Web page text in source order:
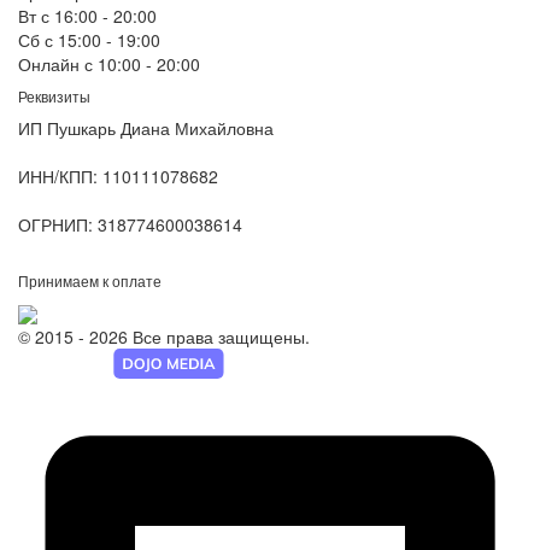
Вт с 16:00 - 20:00
Сб с 15:00 - 19:00
Онлайн с 10:00 - 20:00
Реквизиты
ИП Пушкарь Диана Михайловна
ИНН/КПП: 110111078682
ОГРНИП: 318774600038614
Принимаем к оплате
© 2015 - 2026 Все права защищены.